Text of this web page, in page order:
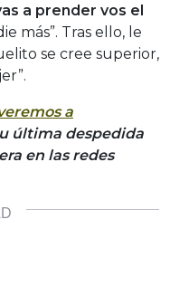
a prender vos el
más”. Tras ello, le
se cree superior,
a
última despedida
en las redes